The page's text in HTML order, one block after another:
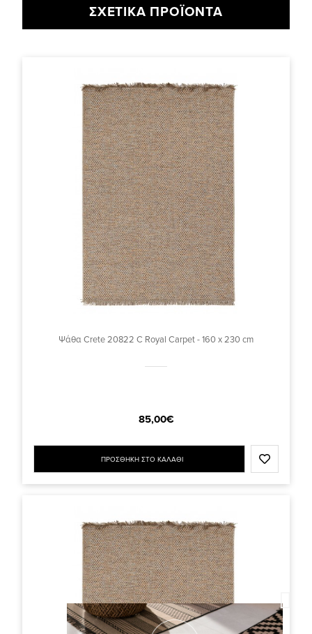
ΣΧΕΤΙΚΆ ΠΡΟΪΌΝΤΑ
Ψάθα Crete 20822 C Royal Carpet - 160 x 230 cm
85,00€
ΠΡΟΣΘΗΚΗ ΣΤΟ ΚΑΛΑΘΙ